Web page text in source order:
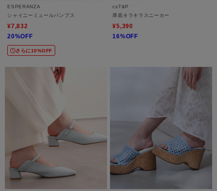
ESPERANZA
シャイニーミュールパンプス
¥7,832
20%OFF
さらに10%OFF
csT&P
厚底キラキラスニーカー
¥5,390
16%OFF